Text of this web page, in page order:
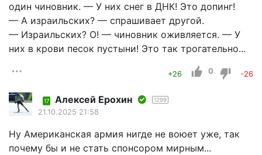
один чиновник. — У них снег в ДНК! Это допинг!
— А израильских? — спрашивает другой.
— Израильских? О! — чиновник оживляется. — У
них в крови песок пустыни! Это так трогательно...
+26 0 -26
17 Алексей Ерохин 1299
21.10.2025 21:58
Ну Американская армия нигде не воюет уже, так
почему бы и не стать спонсором мирным...